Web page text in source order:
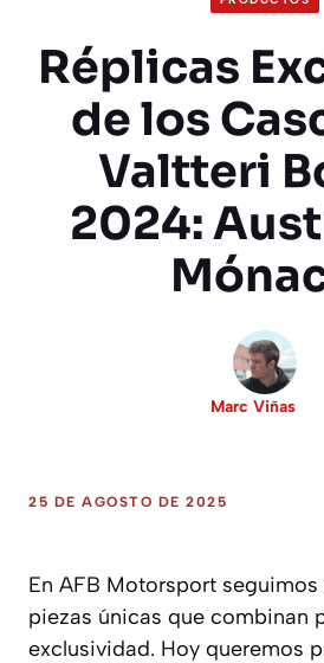
Réplicas
de los
Valtteri
2024:
Marc Viñas
25 DE AGOSTO DE 2025
En AFB Motorsport
piezas únicas que combinan
exclusividad. Hoy queremos